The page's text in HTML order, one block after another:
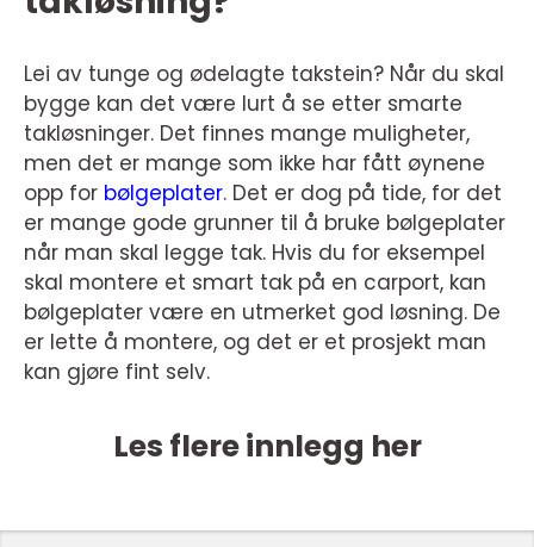
Lei av tunge og ødelagte takstein? Når du skal
bygge kan det være lurt å se etter smarte
takløsninger. Det finnes mange muligheter,
men det er mange som ikke har fått øynene
opp for bølgeplater. Det er dog på tide, for det
er mange gode grunner til å bruke bølgeplater
når man skal legge tak. Hvis du for eksempel
skal montere et smart tak på en carport, kan
bølgeplater være en utmerket god løsning. De
er lette å montere, og det er et prosjekt man
kan gjøre fint selv.
Les flere innlegg her